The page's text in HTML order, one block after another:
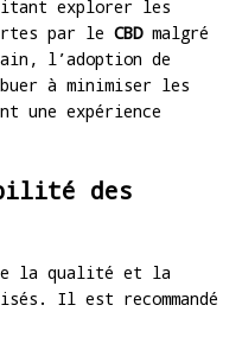
explorer les
par le CBDmalgré
l’adoption de
à minimiser les
une expérience
des
la qualité et la
Il est recommandé